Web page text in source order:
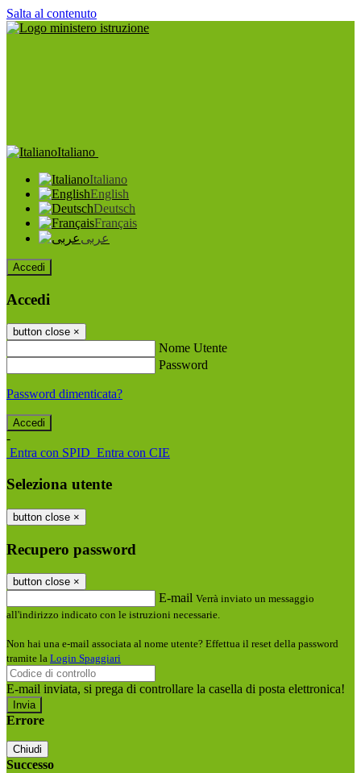
Salta al contenuto
Italiano
Italiano
English
Deutsch
Français
عربى
Accedi
Accedi
button close ×
Nome Utente
Password
Password dimenticata?
-
Entra con SPID Entra con CIE
Seleziona utente
button close ×
Recupero password
button close ×
E-mail Verrà inviato un messaggio
all'indirizzo indicato con le istruzioni necessarie.
Non hai una e-mail associata al nome utente? Effettua il reset della password
tramite la Login Spaggiari
E-mail inviata, si prega di controllare la casella di posta elettronica!
Errore
Chiudi
Successo